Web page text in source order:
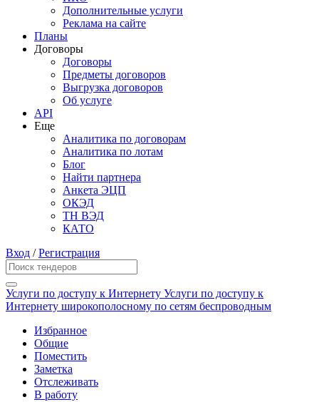
Дополнительные услуги
Реклама на сайте
Планы
Договоры
Договоры
Предметы договоров
Выгрузка договоров
Об услуге
API
Еще
Аналитика по договорам
Аналитика по лотам
Блог
Найти партнера
Анкета ЭЦП
ОКЭД
ТН ВЭД
КАТО
Вход /Регистрация
Услуги по доступу к Интернету Услуги по доступу к
Интернету широкополосному по сетям беспроводным
Избранное
Общие
Поместить
Заметка
Отслеживать
В работу